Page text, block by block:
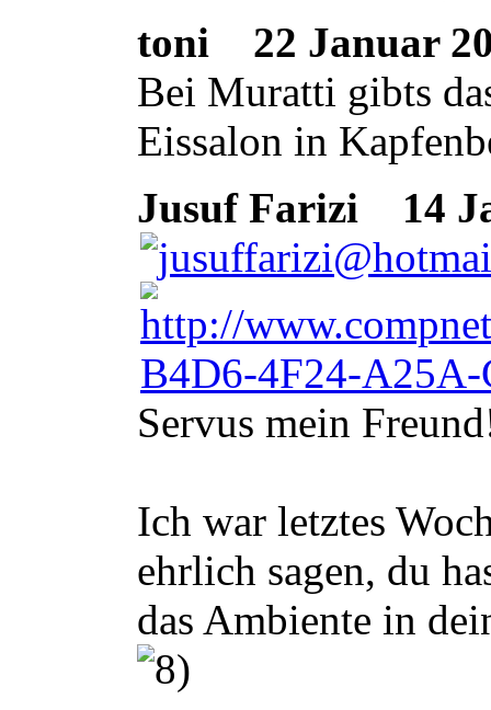
toni
22 Januar
Bei Muratti gibts
Eissalon in
Jusuf Farizi
14
Servus mein
Ich war letztes
ehrlich sagen, du
das Ambiente in